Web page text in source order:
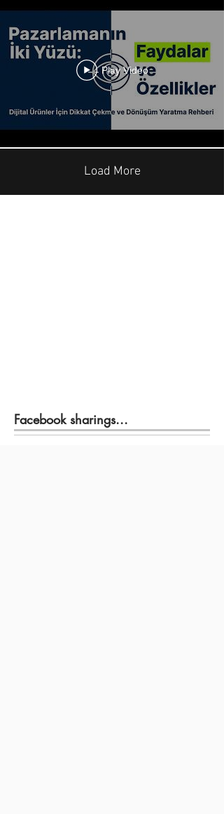
Play Video
Load More
Facebook sharings...